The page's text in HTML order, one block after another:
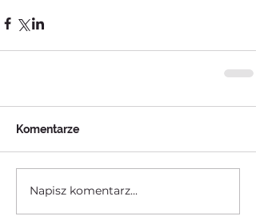
Komentarze
Napisz komentarz...